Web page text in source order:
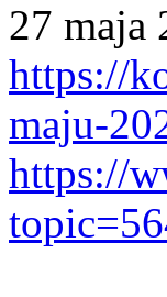
27 maja
https://
maju-
https://